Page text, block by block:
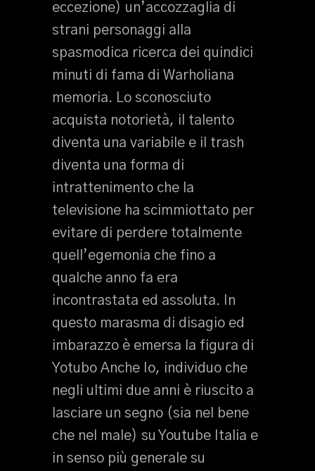
eccezione) un’accozzaglia di
strani personaggi alla
spasmodica ricerca dei quindici
minuti di fama di Warholiana
memoria. Lo sconosciuto
acquista notorietà, il talento
diventa una variabile e il trash
diventa una forma di
intrattenimento che la
televisione ha scimmiottato per
evitare di perdere totalmente
quell’egemonia che fino a
qualche anno fa era
incontrastata ed assoluta. In
questo marasma di disagio ed
imbarazzo è emersa la figura di
Yotubo Anche Io, individuo che
negli ultimi due anni è riuscito a
lasciare un segno (sia nel bene
che nel male) su Youtube Italia e
in senso più generale su